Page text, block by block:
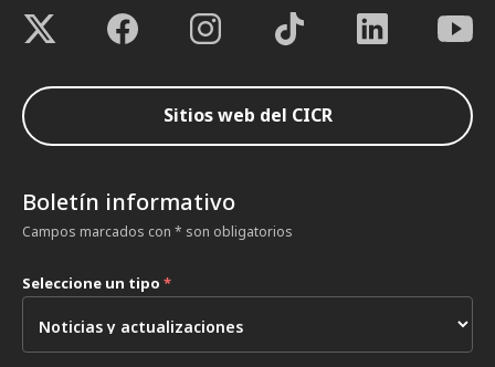
Sitios web del CICR
Boletín informativo
Campos marcados con * son obligatorios
Seleccione un tipo *